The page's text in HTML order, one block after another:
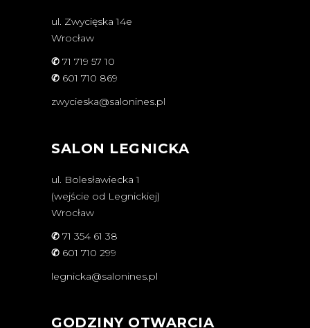
ul. Zwycięska 14e
Wrocław
✆ 71 719 57 10
✆ 601 710 869
zwycieska@salonines.pl
SALON LEGNICKA
ul. Bolesławiecka 1
(wejście od Legnickiej)
Wrocław
✆ 71 354 61 38
✆ 601 710 299
legnicka@salonines.pl
GODZINY OTWARCIA